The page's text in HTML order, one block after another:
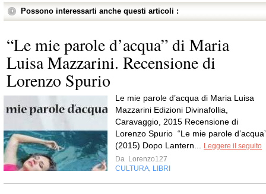
Possono interessarti anche questi articoli :
“Le mie parole d’acqua” di Maria
Luisa Mazzarini. Recensione di
Lorenzo Spurio
Le mie parole d’acqua di Maria Luisa
Mazzarini Edizioni Divinafollia,
Caravaggio, 2015 Recensione di
Lorenzo Spurio “Le mie parole
(2015) Dopo Lantern...
Leggere il seguito
Da Lorenzo127
CULTURA LIBRI